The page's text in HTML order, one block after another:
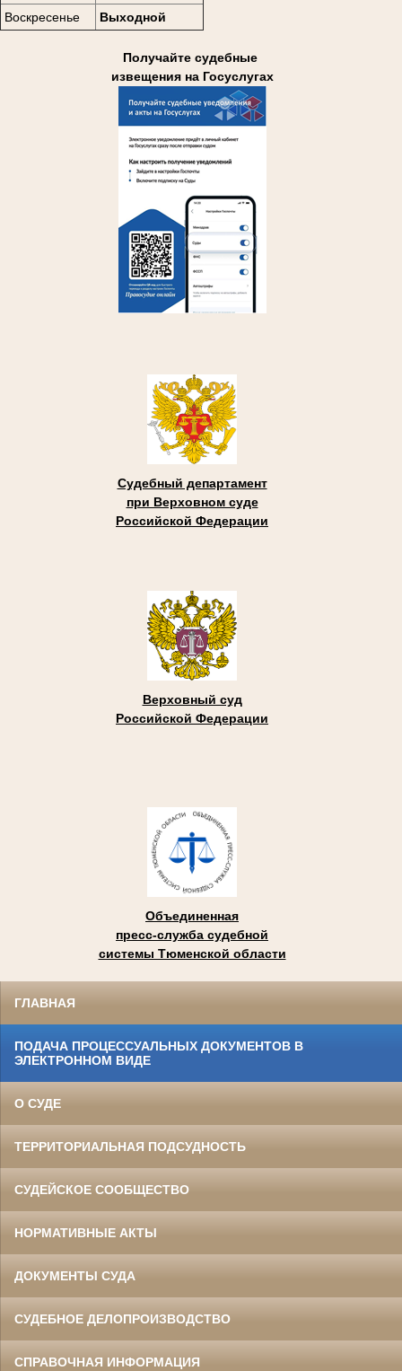
Воскресенье Выходной
Получайте судебные
извещения на Госуслугах
Судебный департамент
при Верховном суде
Российской Федерации
Верховный суд
Российской Федерации
Объединенная
пресс-служба судебной
системы Тюменской области
ГЛАВНАЯ
ПОДАЧА ПРОЦЕССУАЛЬНЫХ ДОКУМЕНТОВ В
ЭЛЕКТРОННОМ ВИДЕ
О СУДЕ
ТЕРРИТОРИАЛЬНАЯ ПОДСУДНОСТЬ
СУДЕЙСКОЕ СООБЩЕСТВО
НОРМАТИВНЫЕ АКТЫ
ДОКУМЕНТЫ СУДА
СУДЕБНОЕ ДЕЛОПРОИЗВОДСТВО
СПРАВОЧНАЯ ИНФОРМАЦИЯ